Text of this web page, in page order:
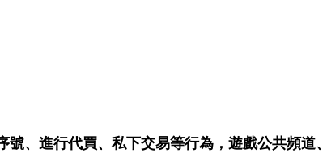
、進行代買、私下交易等行為，遊戲公共頻道